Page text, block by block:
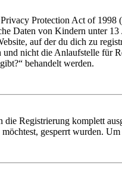
Protection Act of
Daten von Kindern unter
auf der du dich zu
nicht die Anlaufstelle für
behandelt werden.
Registrierung komplett
gesperrt wurden.